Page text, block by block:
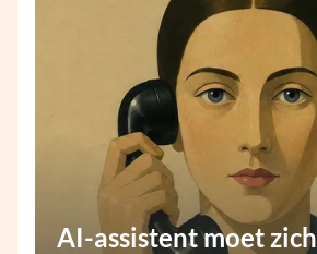
AI-assistent moet zich